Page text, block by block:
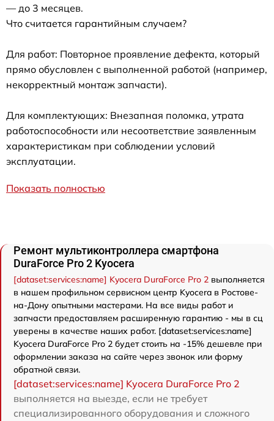
— до 3 месяцев.
Что считается гарантийным случаем?
Для работ: Повторное проявление дефекта, который
прямо обусловлен с выполненной работой (например,
некорректный монтаж запчасти).
Для комплектующих: Внезапная поломка, утрата
работоспособности или несоответствие заявленным
характеристикам при соблюдении условий
эксплуатации.
Показать полностью
Ремонт мультиконтроллера смартфона
DuraForce Pro 2 Kyocera
[dataset:services:name] Kyocera DuraForce Pro 2 выполняется
в нашем профильном сервисном центр Kyocera в Ростове-
на-Дону опытными мастерами. На все виды работ и
запчасти предоставляем расширенную гарантию - мы в сц
уверены в качестве наших работ. [dataset:services:name]
Kyocera DuraForce Pro 2 будет стоить на -15% дешевле при
оформлении заказа на сайте через звонок или форму
обратной связи.
[dataset:services:name] Kyocera DuraForce Pro 2
выполняется на выезде, если не требует
специализированного оборудования и сложного